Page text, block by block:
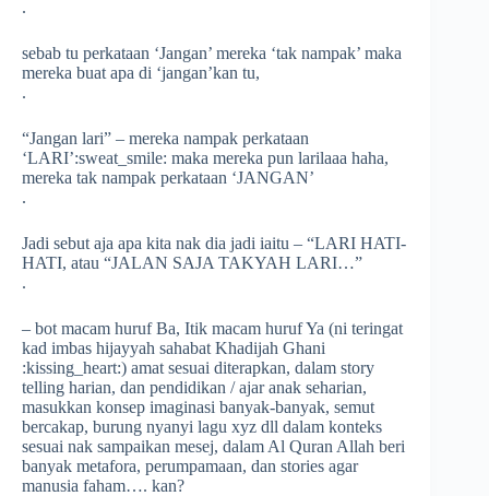
.
sebab tu perkataan ‘Jangan’ mereka ‘tak nampak’ maka
mereka buat apa di ‘jangan’kan tu,
.
“Jangan lari” – mereka nampak perkataan
‘LARI’:sweat_smile: maka mereka pun larilaaa haha,
mereka tak nampak perkataan ‘JANGAN’
.
Jadi sebut aja apa kita nak dia jadi iaitu – “LARI HATI-
HATI, atau “JALAN SAJA TAKYAH LARI…”
.
– bot macam huruf Ba, Itik macam huruf Ya (ni teringat
kad imbas hijayyah sahabat Khadijah Ghani
:kissing_heart:) amat sesuai diterapkan, dalam story
telling harian, dan pendidikan / ajar anak seharian,
masukkan konsep imaginasi banyak-banyak, semut
bercakap, burung nyanyi lagu xyz dll dalam konteks
sesuai nak sampaikan mesej, dalam Al Quran Allah beri
banyak metafora, perumpamaan, dan stories agar
manusia faham…. kan?